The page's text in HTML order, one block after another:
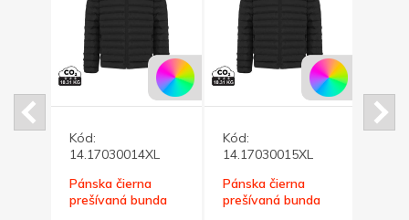
Kód:
14.17030014XL
Pánska čierna
prešívaná bunda
Kód:
14.17030015XL
Pánska čierna
prešívaná bunda